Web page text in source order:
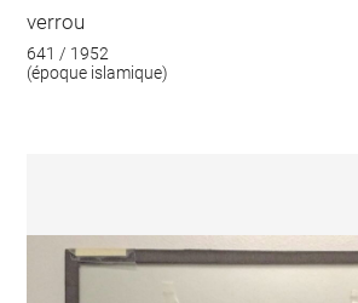
verrou
641 / 1952
(époque islamique)